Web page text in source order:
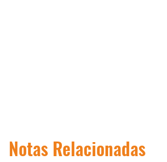
Notas Relacionadas